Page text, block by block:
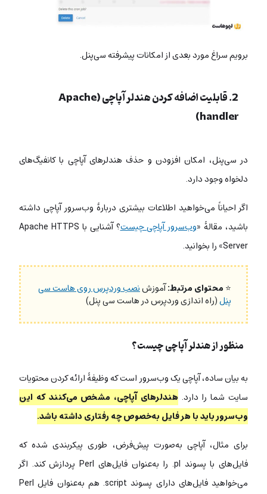
برویم سراغ مورد بعدی از امکانات پیشرفته سی‌پنل.
2. قابلیت اضافه کردن هندلر آپاچی (Apache
handler)
در سی‌پنل، امکان افزودن و حذف هندلرهای آپاچی با کانفیگ‌های
دلخواه وجود دارد.
اگر احیاناً می‌خواهید اطلاعات بیشتری دربارۀ وب‌سرور آپاچی داشته
باشید، مقالۀ «وب‌سرور آپاچی چیست
؟ آشنایی با Apache HTTPS
Server» را بخوانید.
⭐محتوای مرتبط:آموزشنصب وردپرس روی هاست سی
پنل(راه اندازی وردپرس در هاست سی پنل)
منظور از هندلر آپاچی چیست؟
به بیان ساده، آپاچی یک وب‌سرور است که وظیفۀ ارائه کردن محتویات
سایت شما را دارد. هندلرهای آپاچی، مشخص می‌کنند که این
وب‌سرور باید با هر فایل‌ به‌خصوص چه رفتاری داشته باشد.
برای مثال، آپاچی به‌صورت پیش‌فرض، طوری پیکربندی شده که
فایل‌های با پسوند pl. را به‌عنوان فایل‌های Perl پردازش کند. اگر
می‌خواهید فایل‌های دارای پسوند script. هم به‌عنوان فایل Perl